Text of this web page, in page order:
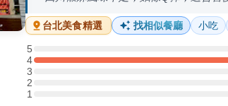
台北美食精選 找相似餐廳 小吃
5
5 星：0 則評論
4
4 星：2 則評論
3
3 星：0 則評論
2
2 星：0 則評論
11 星：0 則評論